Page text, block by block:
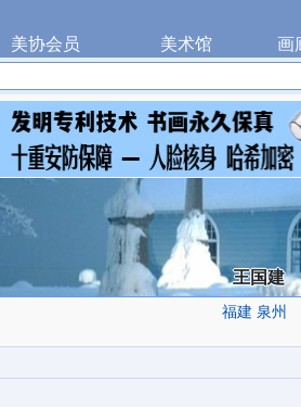
美协会员 美术馆 画
王国建
福建 泉州